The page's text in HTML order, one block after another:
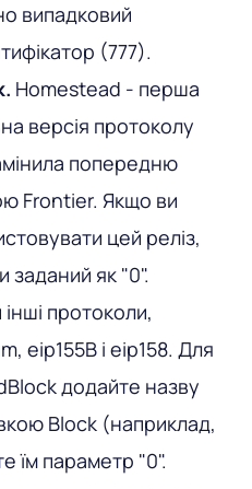
випадковий
(777).
Homestead - перша
версія протоколу
попередню
Frontier. Якщо ви
цей реліз,
заданий як "0".
протоколи,
eip155B і eip158. Для
додайте назву
Block (наприклад,
їм параметр "0".